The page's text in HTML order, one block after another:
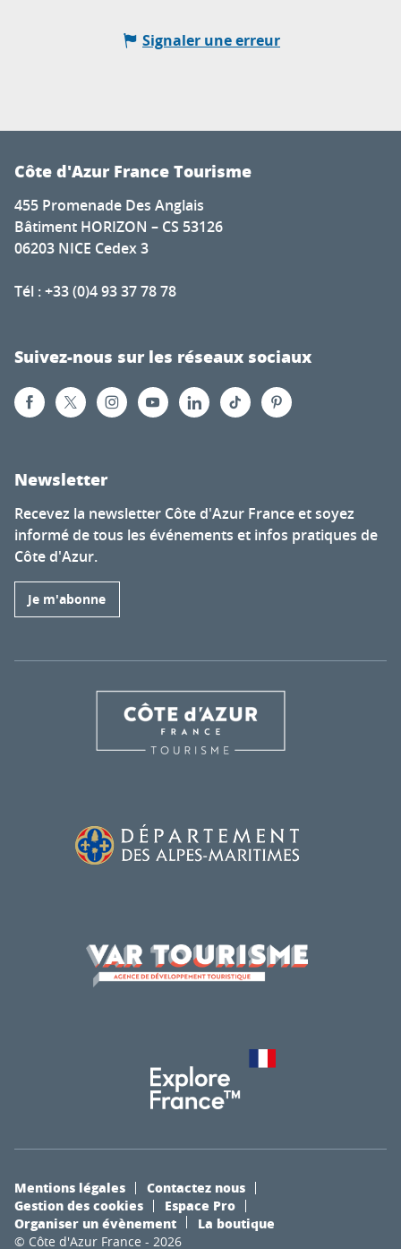
Signaler une erreur
Côte d'Azur France Tourisme
455 Promenade Des Anglais
Bâtiment HORIZON – CS 53126
06203 NICE Cedex 3
Tél : +33 (0)4 93 37 78 78
Suivez-nous sur les réseaux sociaux
Newsletter
Recevez la newsletter Côte d'Azur France et soyez
informé de tous les événements et infos pratiques de
Côte d'Azur.
Je m'abonne
© Côte d'Azur France - 2026
Mentions légales
Contactez nous
Gestion des cookies
Espace Pro
Organiser un évènement
La boutique